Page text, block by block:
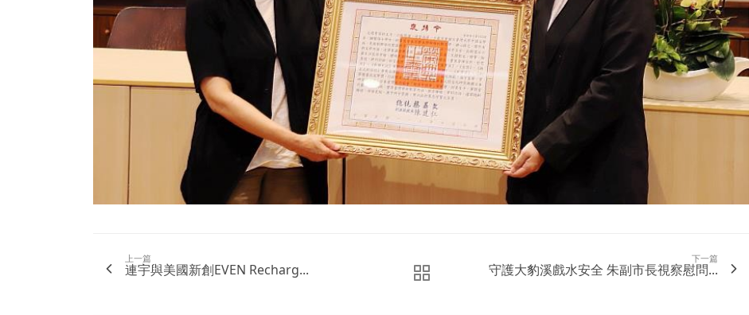
上一篇
連宇與美國新創EVEN Recharg...
下一篇
守護大豹溪戲水安全 朱副市長視察慰問...